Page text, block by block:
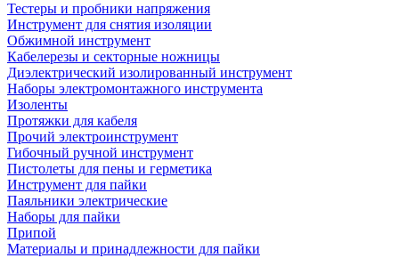
Тестеры и пробники напряжения
Инструмент для снятия изоляции
Обжимной инструмент
Кабелерезы и секторные ножницы
Диэлектрический изолированный инструмент
Наборы электромонтажного инструмента
Изоленты
Протяжки для кабеля
Прочий электроинструмент
Гибочный ручной инструмент
Пистолеты для пены и герметика
Инструмент для пайки
Паяльники электрические
Наборы для пайки
Припой
Материалы и принадлежности для пайки